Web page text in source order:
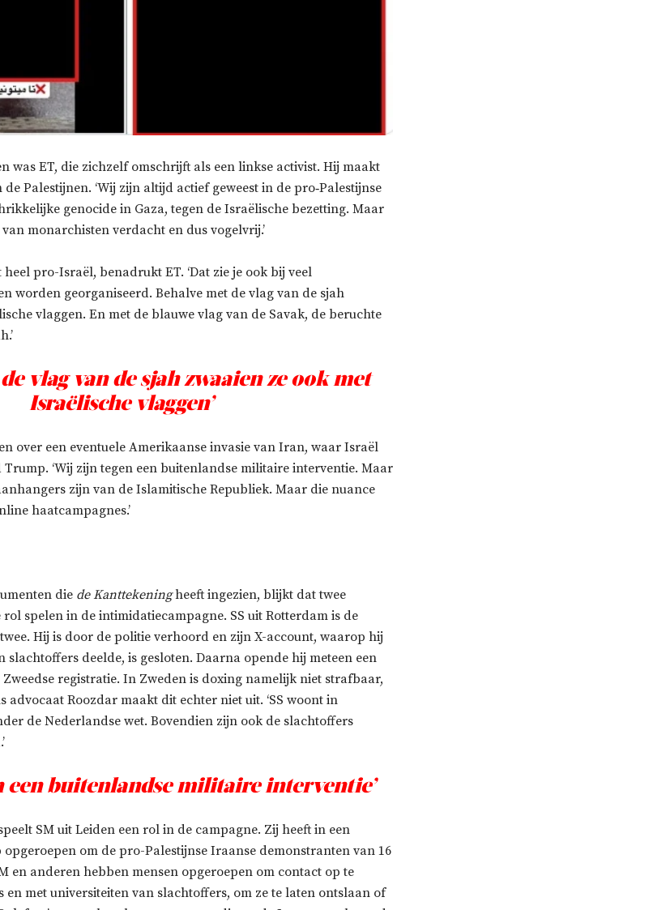
was ET, die zichzelf omschrijft als een linkse activist. Hij maakt
Palestijnen. ‘Wij zijn altijd actief geweest in de pro‑Palestijnse
genocide in Gaza, tegen de Israëlische bezetting. Maar
monarchisten verdacht en dus vogelvrij.’
pro-Israël, benadrukt ET. ‘Dat zie je ook bij veel
worden georganiseerd. Behalve met de vlag van de sjah
vlaggen. En met de blauwe vlag van de Savak, de beruchte
vlag van de sjah zwaaien ze ook met
Israëlische vlaggen’
over een eventuele Amerikaanse invasie van Iran, waar Israël
‘Wij zijn tegen een buitenlandse militaire interventie. Maar
zijn van de Islamitische Republiek. Maar die nuance
haatcampagnes.’
die de Kanttekeningheeft ingezien, blijkt dat twee
spelen in de intimidatiecampagne. SS uit Rotterdam is de
Hij is door de politie verhoord en zijn X-account, waarop hij
slachtoffers deelde, is gesloten. Daarna opende hij meteen een
registratie. In Zweden is doxing namelijk niet strafbaar,
advocaat Roozdar maakt dit echter niet uit. ‘SS woont in
de Nederlandse wet. Bovendien zijn ook de slachtoffers
een buitenlandse militaire interventie’
SM uit Leiden een rol in de campagne. Zij heeft in een
om de pro-Palestijnse Iraanse demonstranten van 16
en anderen hebben mensen opgeroepen om contact op te
en met universiteiten van slachtoffers, om ze te laten ontslaan of